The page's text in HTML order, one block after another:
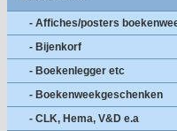
- Affiches/posters
- Bijenkorf
- Boekenlegger etc
- Boekenweekgeschenken
- CLK, Hema, V&D e.a